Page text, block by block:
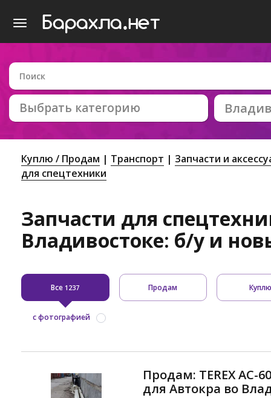
Выбрать категорию
Куплю / Продам Транспорт
Запчасти и
для спецтехники
Запчасти для
Владивостоке: б/у и
Все 1237 Продам
с фотографией
Продам: TEREX AC-
для Автокра во